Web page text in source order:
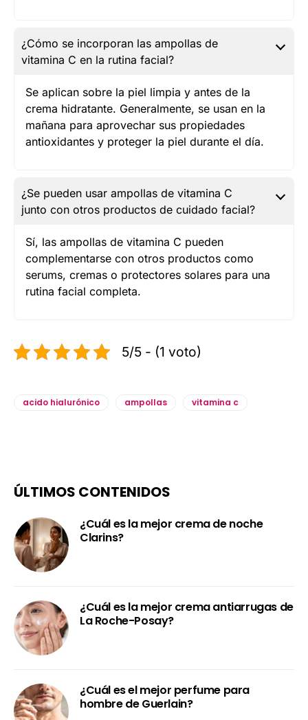
¿Cómo se incorporan las ampollas de
vitamina C en la rutina facial?
Se aplican sobre la piel limpia y antes de la
crema hidratante. Generalmente, se usan en la
mañana para aprovechar sus propiedades
antioxidantes y proteger la piel durante el día.
¿Se pueden usar ampollas de vitamina C
junto con otros productos de cuidado facial?
Sí, las ampollas de vitamina C pueden
complementarse con otros productos como
serums, cremas o protectores solares para una
rutina facial completa.
5/5 - (1 voto)
acido hialurónico ampollas vitamina c
ÚLTIMOS CONTENIDOS
¿Cuál es la mejor crema de noche
Clarins?
¿Cuál es la mejor crema antiarrugas de
La Roche-Posay?
¿Cuál es el mejor perfume para
hombre de Guerlain?